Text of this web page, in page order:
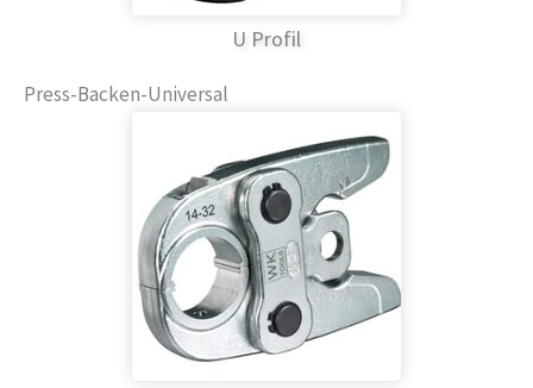
U Profil
Press-Backen-Universal